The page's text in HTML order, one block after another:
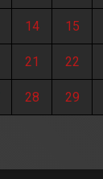
14 15
21 22
28 29